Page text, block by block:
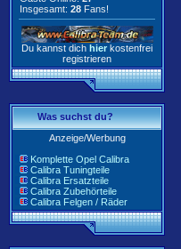
Insgesamt: 28 Fans!
Du kannst dich hier kostenfrei
registrieren
Was suchst du?
Anzeige/Werbung
Komplette Opel Calibra
Calibra Tuningteile
Calibra Ersatzteile
Calibra Zubehörteile
Calibra Felgen / Räder